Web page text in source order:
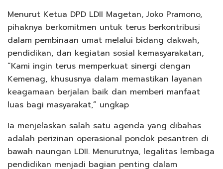
Menurut Ketua DPD LDII Magetan, Joko Pramono,
pihaknya berkomitmen untuk terus berkontribusi
dalam pembinaan umat melalui bidang dakwah,
pendidikan, dan kegiatan sosial kemasyarakatan,
“Kami ingin terus memperkuat sinergi dengan
Kemenag, khususnya dalam memastikan layanan
keagamaan berjalan baik dan memberi manfaat
luas bagi masyarakat,” ungkap
Ia menjelaskan salah satu agenda yang dibahas
adalah perizinan operasional pondok pesantren di
bawah naungan LDII. Menurutnya, legalitas lembaga
pendidikan menjadi bagian penting dalam